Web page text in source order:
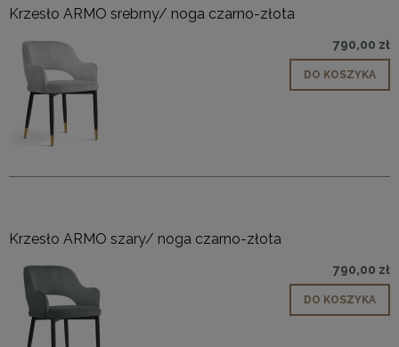
Krzesło ARMO srebrny/ noga czarno-złota
790,00 zł
DO KOSZYKA
Krzesło ARMO szary/ noga czarno-złota
790,00 zł
DO KOSZYKA